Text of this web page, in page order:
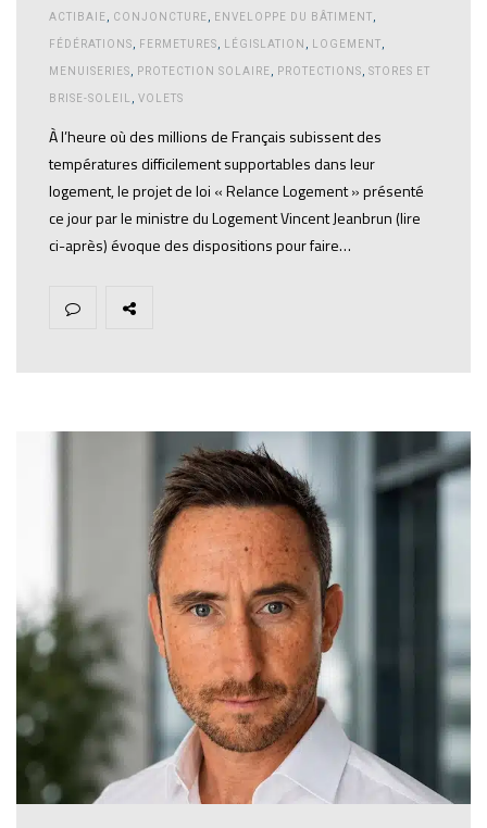
ACTIBAIE CONJONCTURE ENVELOPPE DU BÂTIMENT
FÉDÉRATIONS FERMETURES LÉGISLATION LOGEMENT
MENUISERIES PROTECTION SOLAIRE PROTECTIONS STORES ET
BRISE-SOLEIL VOLETS
À l’heure où des millions de Français subissent des
températures difficilement supportables dans leur
logement, le projet de loi « Relance Logement » présenté
ce jour par le ministre du Logement Vincent Jeanbrun (lire
ci-après) évoque des dispositions pour faire…